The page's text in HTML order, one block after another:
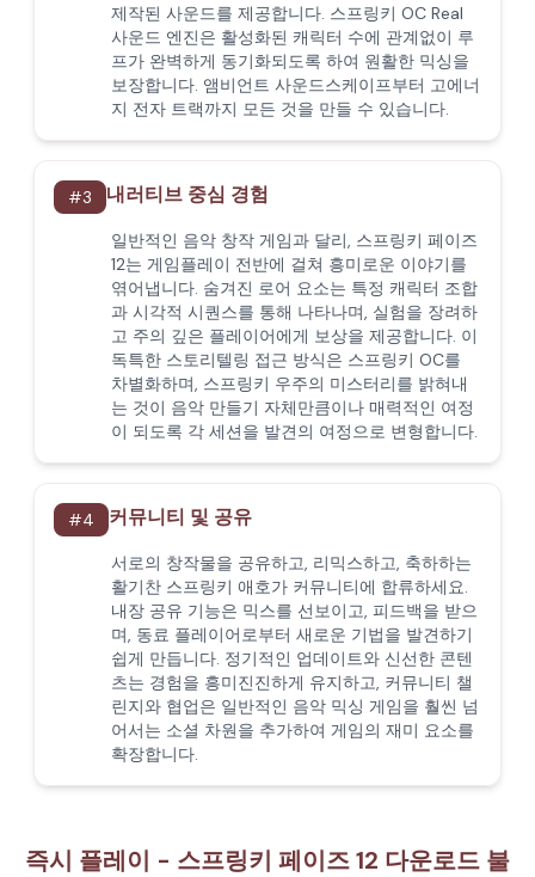
제작된 사운드를 제공합니다. 스프링키 OC Real
사운드 엔진은 활성화된 캐릭터 수에 관계없이 루
프가 완벽하게 동기화되도록 하여 원활한 믹싱을
보장합니다. 앰비언트 사운드스케이프부터 고에너
지 전자 트랙까지 모든 것을 만들 수 있습니다.
#3 내러티브 중심 경험
일반적인 음악 창작 게임과 달리, 스프링키 페이즈
12는 게임플레이 전반에 걸쳐 흥미로운 이야기를
엮어냅니다. 숨겨진 로어 요소는 특정 캐릭터 조합
과 시각적 시퀀스를 통해 나타나며, 실험을 장려하
고 주의 깊은 플레이어에게 보상을 제공합니다. 이
독특한 스토리텔링 접근 방식은 스프링키 OC를
차별화하며, 스프링키 우주의 미스터리를 밝혀내
는 것이 음악 만들기 자체만큼이나 매력적인 여정
이 되도록 각 세션을 발견의 여정으로 변형합니다.
#4 커뮤니티 및 공유
서로의 창작물을 공유하고, 리믹스하고, 축하하는
활기찬 스프링키 애호가 커뮤니티에 합류하세요.
내장 공유 기능은 믹스를 선보이고, 피드백을 받으
며, 동료 플레이어로부터 새로운 기법을 발견하기
쉽게 만듭니다. 정기적인 업데이트와 신선한 콘텐
츠는 경험을 흥미진진하게 유지하고, 커뮤니티 챌
린지와 협업은 일반적인 음악 믹싱 게임을 훨씬 넘
어서는 소셜 차원을 추가하여 게임의 재미 요소를
확장합니다.
즉시 플레이 - 스프링키 페이즈 12 다운로드 불